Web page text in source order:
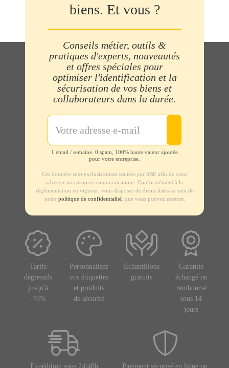
biens. Et vous ?
Conseils métier, outils &
pratiques d'experts, nouveautés
et offres spéciales pour
optimiser l'identification et la
sécurisation de vos biens et
collaborateurs dans la durée.
1 email / semaine. 0 spam, 100% haute valeur ajoutée
pour votre entreprise.
Ces données sont exclusivement traitées par SBE afin de vous
adresser nos propres communications. Conformément à la
règlementation en vigueur, vous disposez de droits listés au sein de
notre politique de confidentialité, que vous pouvez exercer.
Tarifs
dégressifs
jusqu'à
-70%
Personnalisez
vos étiquettes
et produits
de sécurité
Echantillons
gratuits
Garantie
échangé ou
remboursé
sous 14
jours
Expédition sous 24/48h
Paiement sécurisé en ligne ou